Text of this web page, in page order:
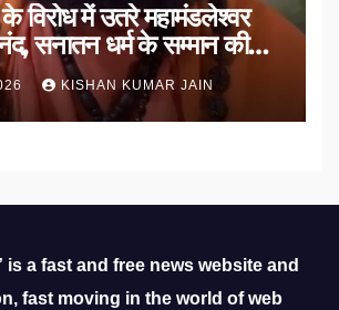
विरोध में उतरे महामंडलेश्वर
सनातन धर्म के सम्मान की
KISHAN KUMAR JAIN
is a fast and free news website and
fast moving in the world of web